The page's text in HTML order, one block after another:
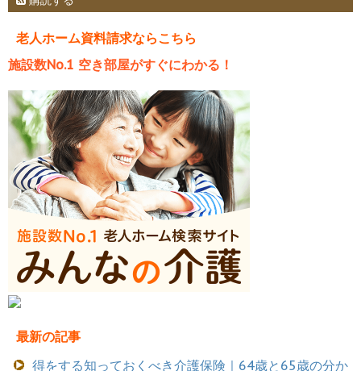
老人ホーム資料請求ならこちら
施設数No.1 空き部屋がすぐにわかる！
最新の記事
得をする知っておくべき介護保険｜64歳と65歳の分か